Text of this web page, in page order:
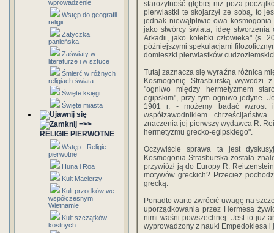
wprowadzenie
Wstęp do geografii
religii
Zatyczka
panieńska
Zaświaty w
literaturze i w sztuce
Śmierć w różnych
religiach świata
Święte księgi
Święte miasta
=>>
RELIGIE PIERWOTNE
Wstęp - Religie
pierwotne
Huna i Roa
Kult Macierzy
Kult przodków we
współczesnym
Wietnamie
Kult szczątków
kostnych
starożytność głębiej niż poza
pierwiastki te skojarzył ze sobą, to
jednak niewątpliwie owa kosmogonia
jako stwórcy świata, ideę stworzenia
Arkadii, jako kolebki człowieka" (s.
późniejszymi spekulacjami
domieszki pierwiastków
Tutaj zaznacza się wyraźna różnica
Kosmogonię Strasburską wywodzi
"ogniwo między hermetyzmem
egipskim", przy tym ogniwo jedyne.
1901 r. - możemy badać wzrost
współzawodnikiem
znaczenia jej pierwszy wydawca R.
hermetyzmu grecko-egipskiego".
Oczywiście sprawa ta jest
Kosmogonia Strasburska została
przywiózł ją do Europy R.
motywów greckich? Przecież
grecką.
Ponadto warto zwrócić uwagę na
uporządkowania przez Hermesa
nimi waśni powszechnej. Jest to już
wyprowadzony z nauki Empedoklesa i